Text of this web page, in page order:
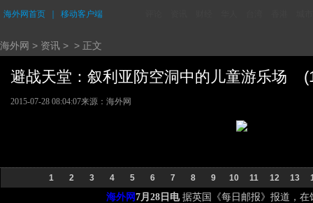
海外网首页 移动客户端
海外网 > 资讯 > > 正文
避战天堂：叙利亚防空洞中的儿童游乐场
2015-07-28 08:04:07来源：海外网
1 2 3 4 5 6 7 8 9 10 11 12 13
海外网7月28日电 据英国《每日邮报》报道，